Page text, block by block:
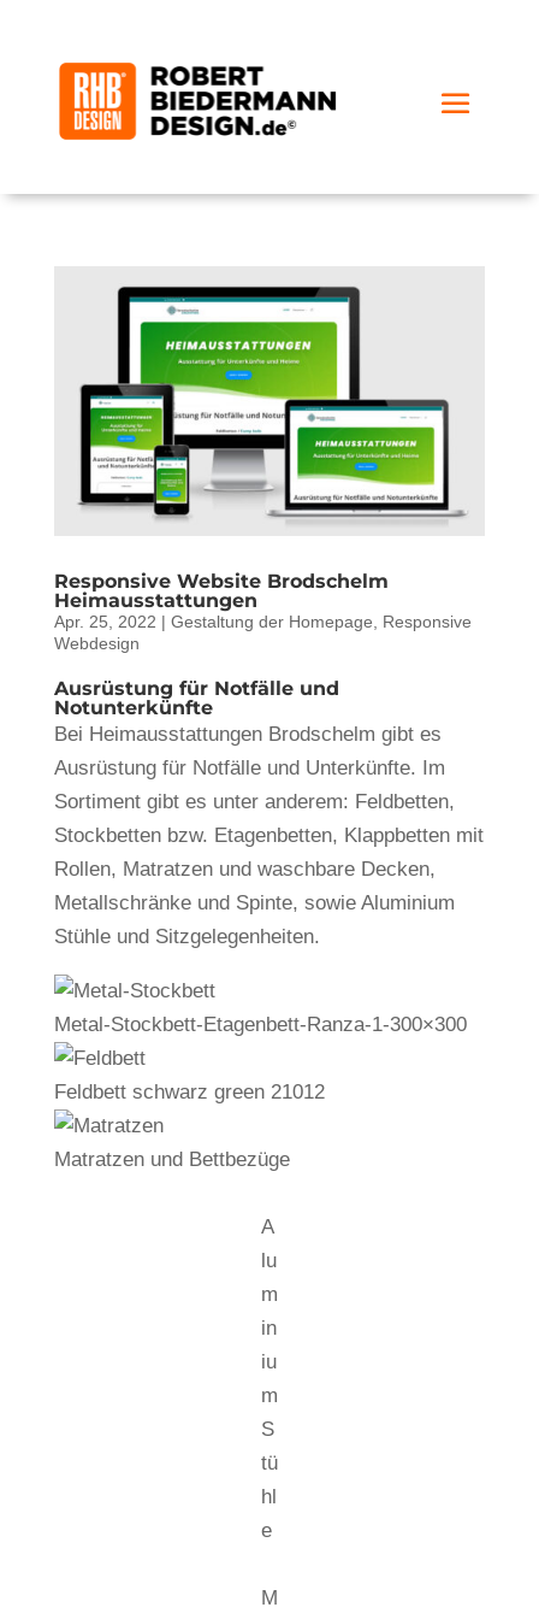
Responsive Website Brodschelm
Heimausstattungen
Apr. 25, 2022 | Gestaltung der Homepage
Responsive
Webdesign
Ausrüstung für Notfälle und
Notunterkünfte
Bei Heimausstattungen Brodschelm gibt es
Ausrüstung für Notfälle und Unterkünfte. Im
Sortiment gibt es unter anderem: Feldbetten,
Stockbetten bzw. Etagenbetten, Klappbetten mit
Rollen, Matratzen und waschbare Decken,
Metallschränke und Spinte, sowie Aluminium
Stühle und Sitzgelegenheiten.
Metal-Stockbett-Etagenbett-Ranza-1-300×300
Feldbett schwarz green 21012
Matratzen und Bettbezüge
A
lu
m
in
iu
m
S
tü
hl
e
M